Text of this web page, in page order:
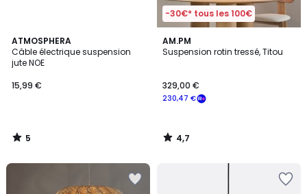
ATMOSPHERA
Câble électrique suspension
jute NOE
€.
15,99 €
5
/
5
5
/
-30€* tous les 100€
AM.PM
Suspension rotin tressé, Titou
230,47 €
329,00 €
4,7
/ 5
4,7
/